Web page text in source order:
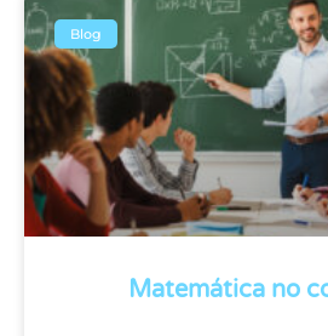
Blog
Matemática no